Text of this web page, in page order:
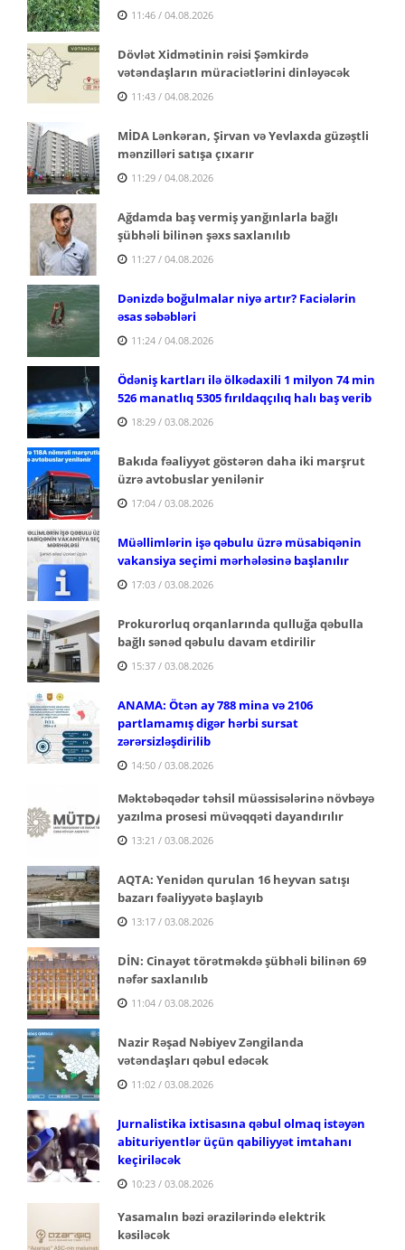
11:46 / 04.08.2026
Dövlət Xidmətinin rəisi Şəmkirdə
vətəndaşların müraciətlərini dinləyəcək
11:43 / 04.08.2026
MİDA Lənkəran, Şirvan və Yevlaxda güzəştli
mənzilləri satışa çıxarır
11:29 / 04.08.2026
Ağdamda baş vermiş yanğınlarla bağlı
şübhəli bilinən şəxs saxlanılıb
11:27 / 04.08.2026
Dənizdə boğulmalar niyə artır? Faciələrin
əsas səbəbləri
11:24 / 04.08.2026
Ödəniş kartları ilə ölkədaxili 1 milyon 74 min
526 manatlıq 5305 fırıldaqçılıq halı baş verib
18:29 / 03.08.2026
Bakıda fəaliyyət göstərən daha iki marşrut
üzrə avtobuslar yenilənir
17:04 / 03.08.2026
Müəllimlərin işə qəbulu üzrə müsabiqənin
vakansiya seçimi mərhələsinə başlanılır
17:03 / 03.08.2026
Prokurorluq orqanlarında qulluğa qəbulla
bağlı sənəd qəbulu davam etdirilir
15:37 / 03.08.2026
ANAMA: Ötən ay 788 mina və 2106
partlamamış digər hərbi sursat
zərərsizləşdirilib
14:50 / 03.08.2026
Məktəbəqədər təhsil müəssisələrinə növbəyə
yazılma prosesi müvəqqəti dayandırılır
13:21 / 03.08.2026
AQTA: Yenidən qurulan 16 heyvan satışı
bazarı fəaliyyətə başlayıb
13:17 / 03.08.2026
DİN: Cinayət törətməkdə şübhəli bilinən 69
nəfər saxlanılıb
11:04 / 03.08.2026
Nazir Rəşad Nəbiyev Zəngilanda
vətəndaşları qəbul edəcək
11:02 / 03.08.2026
Jurnalistika ixtisasına qəbul olmaq istəyən
abituriyentlər üçün qabiliyyət imtahanı
keçiriləcək
10:23 / 03.08.2026
Yasamalın bəzi ərazilərində elektrik
kəsiləcək